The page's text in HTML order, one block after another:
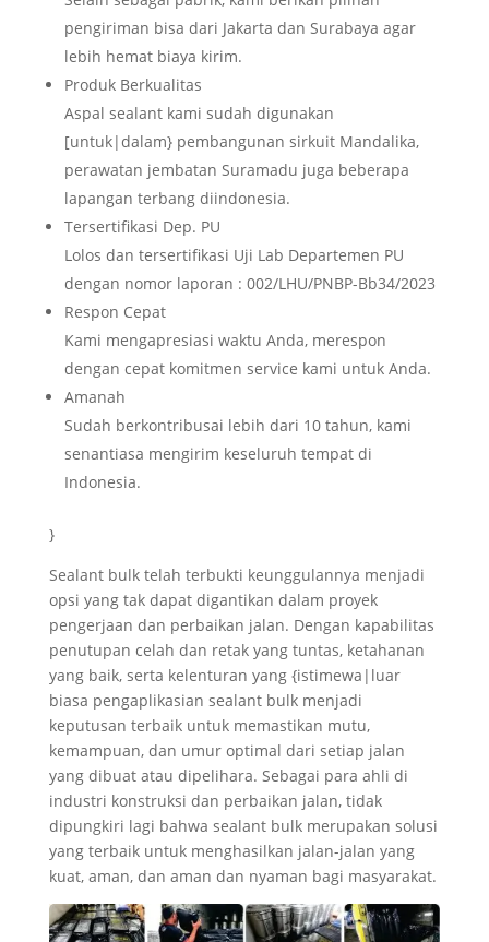
pengiriman bisa dari Jakarta dan Surabaya agar
lebih hemat biaya kirim.
Produk Berkualitas
Aspal sealant kami sudah digunakan
[untuk|dalam} pembangunan sirkuit Mandalika,
perawatan jembatan Suramadu juga beberapa
lapangan terbang diindonesia.
Tersertifikasi Dep. PU
Lolos dan tersertifikasi Uji Lab Departemen PU
dengan nomor laporan : 002/LHU/PNBP-Bb34/2023
Respon Cepat
Kami mengapresiasi waktu Anda, merespon
dengan cepat komitmen service kami untuk Anda.
Amanah
Sudah berkontribusai lebih dari 10 tahun, kami
senantiasa mengirim keseluruh tempat di
Indonesia.
}
Sealant bulk telah terbukti keunggulannya menjadi
opsi yang tak dapat digantikan dalam proyek
pengerjaan dan perbaikan jalan. Dengan kapabilitas
penutupan celah dan retak yang tuntas, ketahanan
yang baik, serta kelenturan yang {istimewa|luar
biasa pengaplikasian sealant bulk menjadi
keputusan terbaik untuk memastikan mutu,
kemampuan, dan umur optimal dari setiap jalan
yang dibuat atau dipelihara. Sebagai para ahli di
industri konstruksi dan perbaikan jalan, tidak
dipungkiri lagi bahwa sealant bulk merupakan solusi
yang terbaik untuk menghasilkan jalan-jalan yang
kuat, aman, dan aman dan nyaman bagi masyarakat.